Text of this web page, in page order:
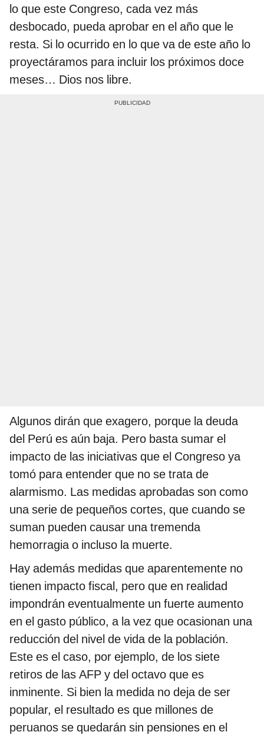
lo que este Congreso, cada vez más
desbocado, pueda aprobar en el año que le
resta. Si lo ocurrido en lo que va de este año lo
proyectáramos para incluir los próximos doce
meses… Dios nos libre.
Algunos dirán que exagero, porque la deuda
del Perú es aún baja. Pero basta sumar el
impacto de las iniciativas que el Congreso ya
tomó para entender que no se trata de
alarmismo. Las medidas aprobadas son como
una serie de pequeños cortes, que cuando se
suman pueden causar una tremenda
hemorragia o incluso la muerte.
Hay además medidas que aparentemente no
tienen impacto fiscal, pero que en realidad
impondrán eventualmente un fuerte aumento
en el gasto público, a la vez que ocasionan una
reducción del nivel de vida de la población.
Este es el caso, por ejemplo, de los siete
retiros de las AFP y del octavo que es
inminente. Si bien la medida no deja de ser
popular, el resultado es que millones de
peruanos se quedarán sin pensiones en el